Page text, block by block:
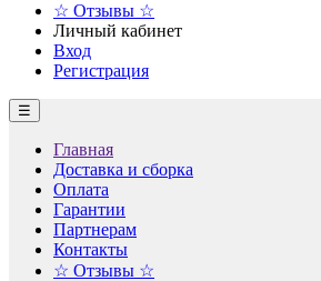
☆ Отзывы ☆
Личный кабинет
Вход
Регистрация
☰
Главная
Доставка и сборка
Оплата
Гарантии
Партнерам
Контакты
☆ Отзывы ☆